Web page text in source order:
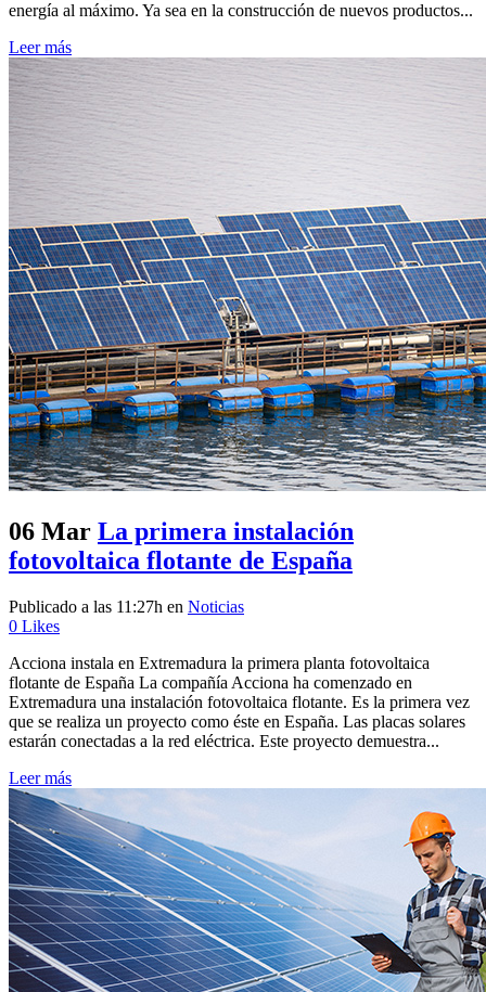
energía al máximo. Ya sea en la construcción de nuevos productos...
Leer más
06 Mar La primera instalación
fotovoltaica flotante de España
Publicado a las 11:27h en Noticias
0 Likes
Acciona instala en Extremadura la primera planta fotovoltaica
flotante de España La compañía Acciona ha comenzado en
Extremadura una instalación fotovoltaica flotante. Es la primera vez
que se realiza un proyecto como éste en España. Las placas solares
estarán conectadas a la red eléctrica. Este proyecto demuestra...
Leer más